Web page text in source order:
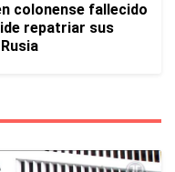
colonense fallecido
repatriar sus